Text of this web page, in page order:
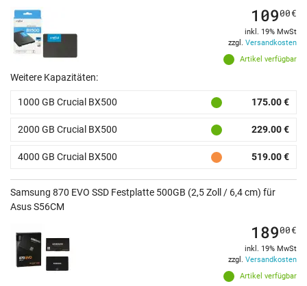
Artikel verfügbar
10900€
inkl. 19% MwSt
zzgl. Versandkosten
Weitere Kapazitäten:
1000 GB Crucial BX500 175.00 €
2000 GB Crucial BX500 229.00 €
4000 GB Crucial BX500 519.00 €
Samsung 870 EVO SSD Festplatte 500GB (2,5 Zoll / 6,4 cm) für
Asus S56CM
Artikel verfügbar
18900€
inkl. 19% MwSt
zzgl. Versandkosten